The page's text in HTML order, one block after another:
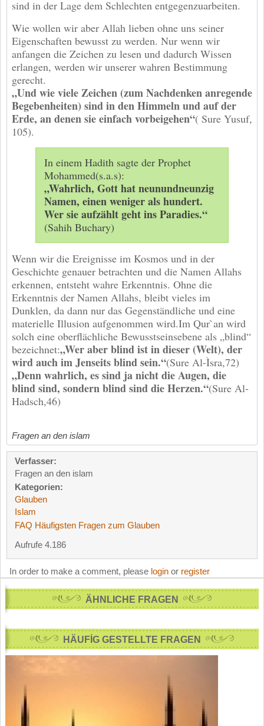
sind in der Lage dem Schlechten entgegenzuarbeiten.
Wie wollen wir aber Allah lieben ohne uns seiner
Eigenschaften bewusst zu werden. Nur wenn wir
anfangen die Zeichen zu lesen und dadurch Wissen
erlangen, werden wir unserer wahren Bestimmung
gerecht.
„Und wie viele Zeichen (zum Nachdenken anregende
Begebenheiten) sind in den Himmeln und auf der
Erde, an denen sie einfach vorbeigehen“( Sure Yusuf,
105).
In einem Hadith sagte der Prophet
Mohammed(s.a.s):
„Wahrlich, Gott hat neunundneunzig
Namen, einen weniger als hundert.
Wer sie aufzählt geht ins Paradies.“
(Sahih Buchary)
Wenn wir die Ereignisse im Kosmos und in der
Geschichte genauer betrachten und die Namen Allahs
erkennen, entsteht wahre Erkenntnis. Ohne die
Erkenntnis der Namen Allahs, bleibt vieles im
Dunklen, da dann nur das Gegenständliche und eine
materielle Illusion aufgenommen wird.Im Qur`an wird
solch eine oberflächliche Bewusstseinsebene als „blind“
bezeichnet:„Wer aber blind ist in dieser (Welt), der
wird auch im Jenseits blind sein.“(Sure Al-Ìsra,72)
„Denn wahrlich, es sind ja nicht die Augen, die
blind sind, sondern blind sind die Herzen.“(Sure Al-
Hadsch,46)
Fragen an den islam
Verfasser:
Fragen an den islam
Kategorien:
Glauben
Islam
FAQ Häufigsten Fragen zum Glauben
Aufrufe 4.186
In order to make a comment, please login or register
ÄHNLICHE FRAGEN
HÄUFİG GESTELLTE FRAGEN